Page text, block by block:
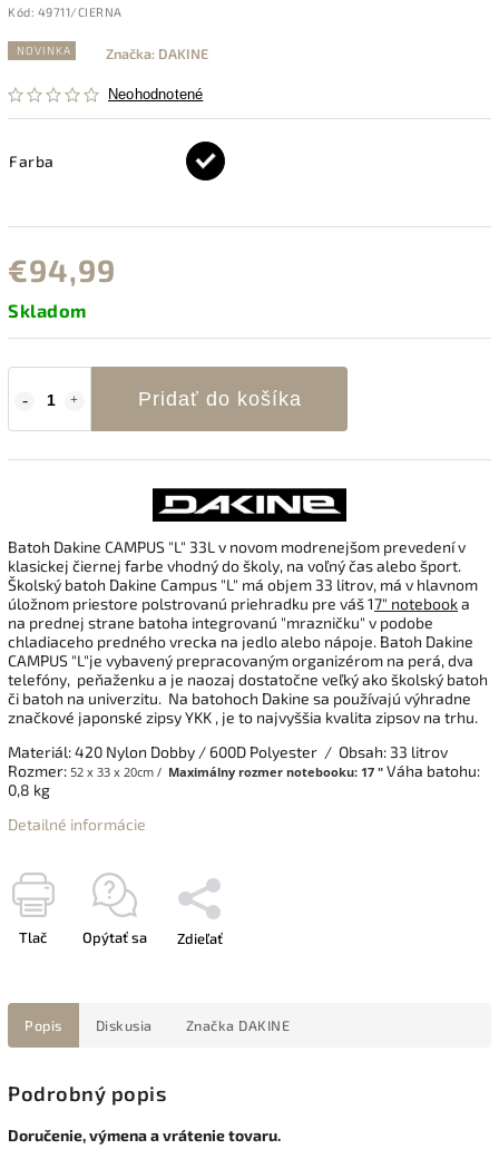
Kód: 49711/CIERNA
NOVINKA
Neohodnotené
Značka: DAKINE
Farba
€94,99
Skladom
Pridať do košíka
Batoh Dakine CAMPUS "L" 33L v novom modrenejšom prevedenív
klasickej čiernej farbe vhodnýdoškoly, na voľný časalebošport.
Školský batoh Dakine Campus "L" má objem 33 litrov, má v hlavnom
úložnom priestore polstrovanú priehradku pre váš17" notebooka
na prednej strane batoha integrovanú "mrazničku" v podobe
chladiaceho predného vrecka na jedlo alebo nápoje. Batoh Dakine
CAMPUS "L"je vybavený prepracovanýmorganizérom na perá, dva
telefóny, peňaženku a je naozaj dostatočne veľký akoškolský batoh
či batoh na univerzitu. Na batohoch Dakine sa používajú výhradne
značkové japonské zipsyYKK , je to najvyššia kvalita zipsov na trhu.
Materiál: 420 Nylon Dobby / 600D Polyester / Obsah: 33 litrov
Rozmer: 52 x 33 x 20cm / Maximálny rozmer notebooku: 17 ″ Váha batohu:
0,8 kg
Detailné informácie
Tlač Opýtať sa Zdieľať
Popis Diskusia Značka DAKINE
Podrobný popis
Doručenie, výmena a vrátenie tovaru.